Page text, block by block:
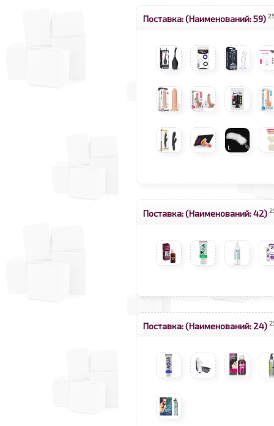
Поставка:(Наименований: 59)
Поставка:(Наименований: 42)
Поставка:(Наименований: 24)